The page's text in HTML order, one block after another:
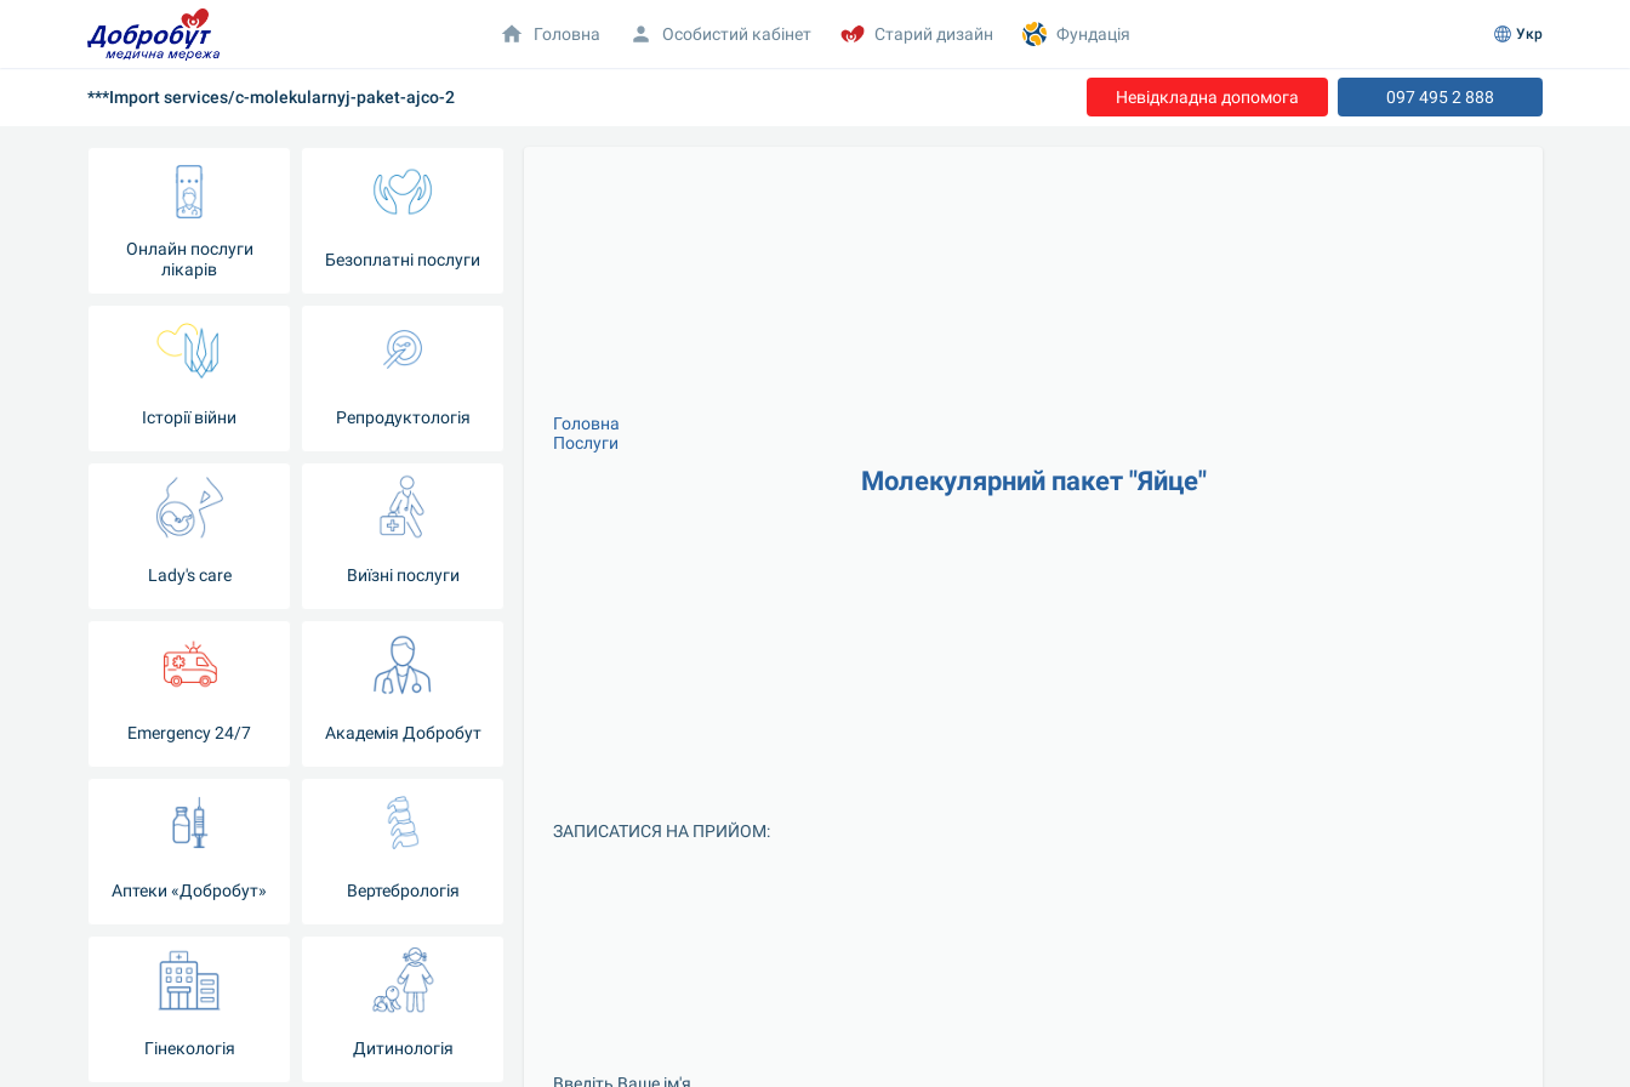
***Import services/c-molekularnyj-paket-ajco-2 Невідкладна допомога 097 495 2 888
Онлайн послуги
лікарів
Безоплатні послуги
Історії війни Репродуктологія
Lady's care Виїзні послуги
Emergency 24/7 Академія Добробут
Аптеки «Добробут» Вертебрологія
Гінекологія Дитинологія
Головна
Послуги
Молекулярний пакет "Яйце"
ЗАПИСАТИСЯ НА ПРИЙОМ:
Головна Особистий кабінет Старий дизайн Фундація Укр